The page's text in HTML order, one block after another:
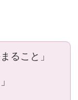
ること」